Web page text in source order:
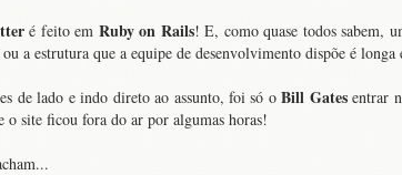
é feito em Ruby on Rails! E, como quase todos sabem,
a estrutura que a equipe de desenvolvimento dispõe é longa
de lado e indo direto ao assunto, foi só oBill Gatesentrar
o site ficou fora do ar por algumas horas!